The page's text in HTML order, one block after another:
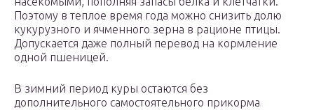
Поэтому в теплое время года можно снизить долю
кукурузного и ячменного зерна в рационе птицы.
Допускается даже полный перевод на кормление
одной пшеницей.
В зимний период куры остаются без
дополнительного самостоятельного прикорма